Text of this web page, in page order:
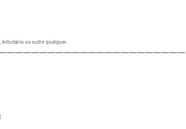
tributário ou outro qualquer.